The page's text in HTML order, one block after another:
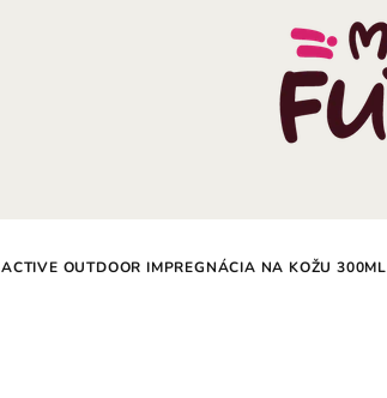
ACTIVE OUTDOOR IMPREGNÁCIA NA KOŽU 300ML